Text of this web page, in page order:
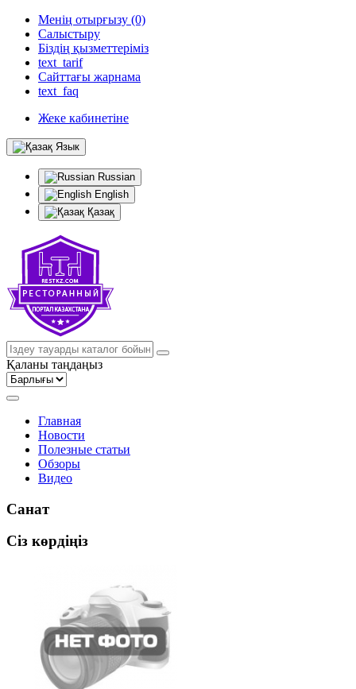
Менің отырғызу (0)
Салыстыру
Біздің қызметтеріміз
text_tarif
Сайттағы жарнама
text_faq
Жеке кабинетіне
Язык
Russian
English
Қазақ
Қаланы таңдаңыз
Главная
Новости
Полезные статьи
Обзоры
Видео
Санат
Сіз көрдіңіз